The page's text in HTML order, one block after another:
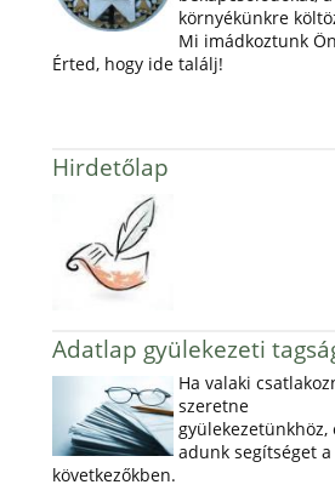
környékünkre
Mi imádkoztunk
Érted, hogy ide találj!
Hirdetőlap
Adatlap gyülekezeti
Ha valaki
szeretne
gyülekezetünkhöz,
adunk segítséget a
következőkben.